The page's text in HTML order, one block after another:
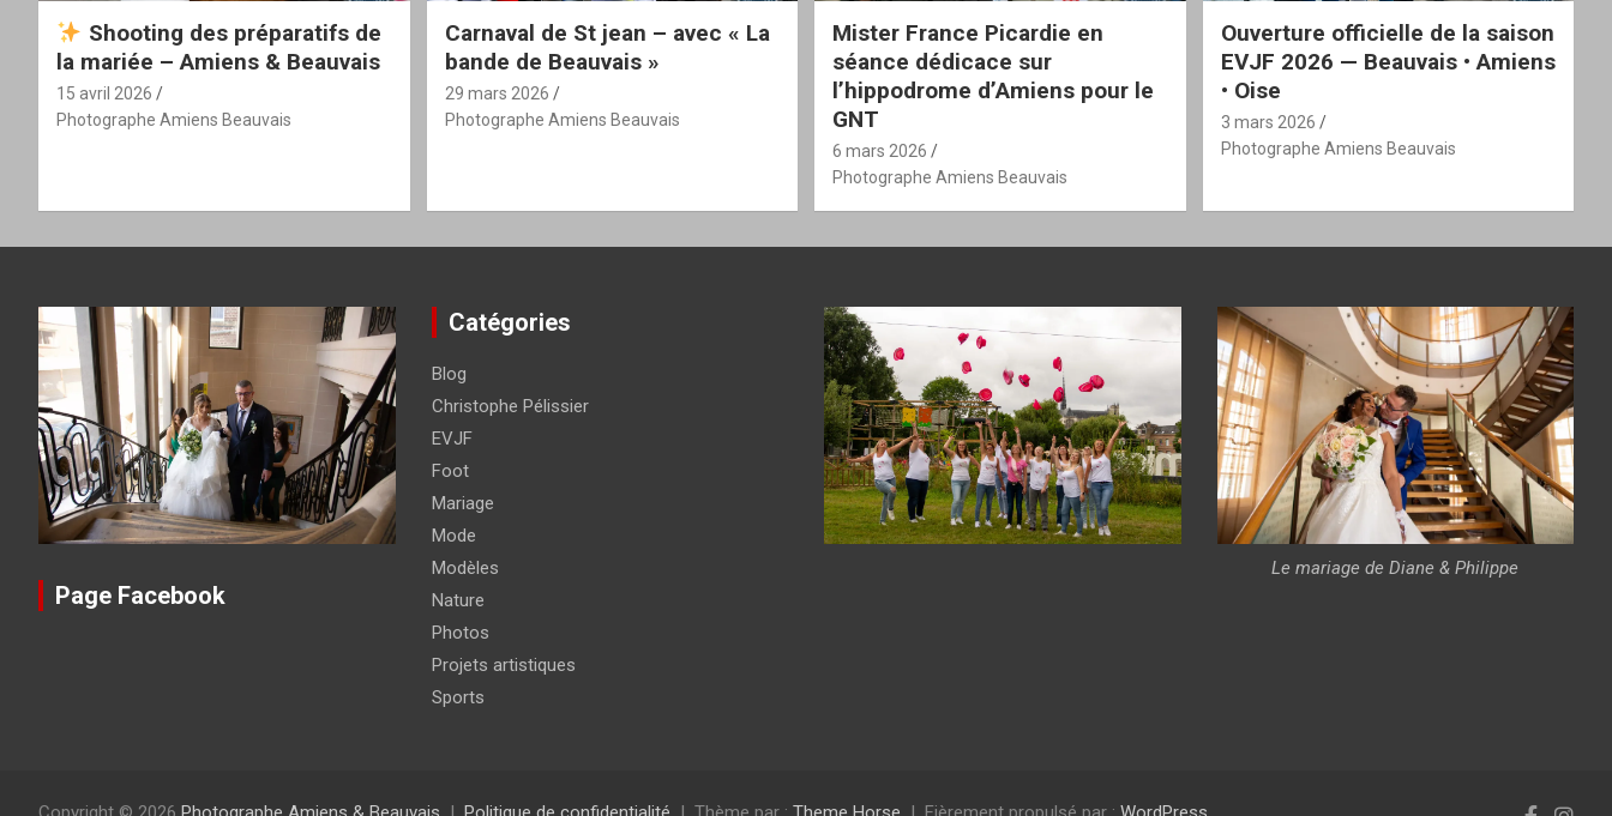
Shooting des préparatifs de
la mariée – Amiens & Beauvais
15 avril 2026
Photographe Amiens Beauvais
Carnaval de St jean – avec « La
bande de Beauvais »
29 mars 2026
Photographe Amiens Beauvais
Mister France Picardie en
séance dédicace sur
l’hippodrome d’Amiens pour le
GNT
6 mars 2026
Photographe Amiens Beauvais
Ouverture officielle de la saison
EVJF 2026 — Beauvais • Amiens
• Oise
3 mars 2026
Photographe Amiens Beauvais
Page Facebook
Catégories
Blog
Christophe Pélissier
EVJF
Foot
Mariage
Mode
Modèles
Nature
Photos
Projets artistiques
Sports
Le mariage de Diane & Philippe